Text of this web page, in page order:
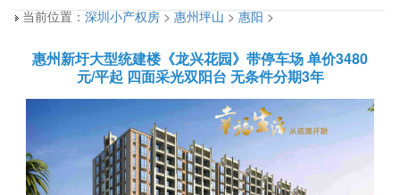
当前位置：深圳小产权房>惠州坪山>惠阳>
惠州新圩大型统建楼《龙兴花园》带停车场 单价3480
元/平起 四面采光双阳台 无条件分期3年